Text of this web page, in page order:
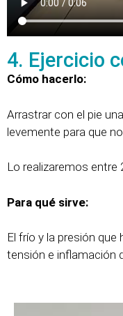
4. Ejercicio
Cómo hacerlo:
Arrastrar con el pie
levemente para que
Lo realizaremos entre
Para qué sirve:
El frío y la presión que
tensión e inflamación